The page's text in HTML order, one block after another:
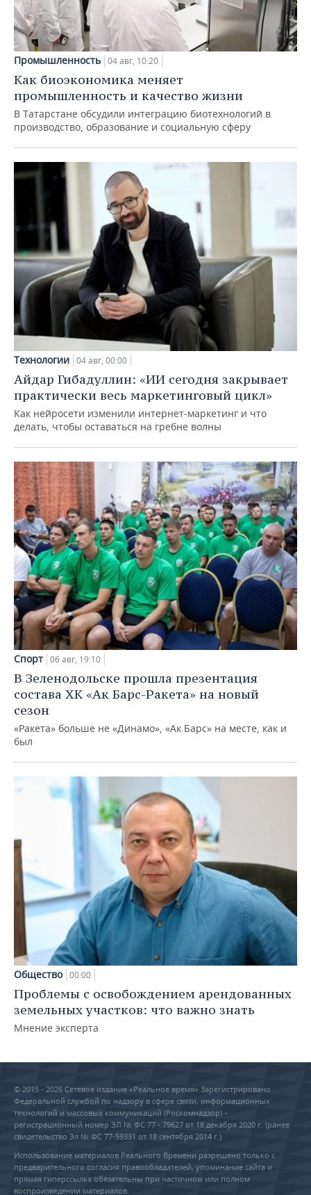
Промышленность 04 авг, 10:20
Как биоэкономика меняет
промышленность и качество жизни
В Татарстане обсудили интеграцию биотехнологий в
производство, образование и социальную сферу
Технологии 04 авг, 00:00
Айдар Гибадуллин: «ИИ сегодня закрывает
практически весь маркетинговый цикл»
Как нейросети изменили интернет-маркетинг и что
делать, чтобы оставаться на гребне волны
Спорт 06 авг, 19:10
В Зеленодольске прошла презентация
состава ХК «Ак Барс-Ракета» на новый
сезон
«Ракета» больше не «Динамо», «Ак Барс» на месте, как и
был
Общество 00:00
Проблемы с освобождением арендованных
земельных участков: что важно знать
Мнение эксперта
© 2015 - 2026 Сетевое издание «Реальное время» Зарегистрировано
Федеральной службой по надзору в сфере связи, информационных
технологий и массовых коммуникаций (Роскомнадзор) –
регистрационный номер ЭЛ № ФС 77 - 79627 от 18 декабря 2020 г. (ранее
свидетельство Эл № ФС 77-59331 от 18 сентября 2014 г.)
Использование материалов Реального Времени разрешено только с
предварительного согласия правообладателей, упоминание сайта и
прямая гиперссылка обязательны при частичном или полном
воспроизведении материалов.